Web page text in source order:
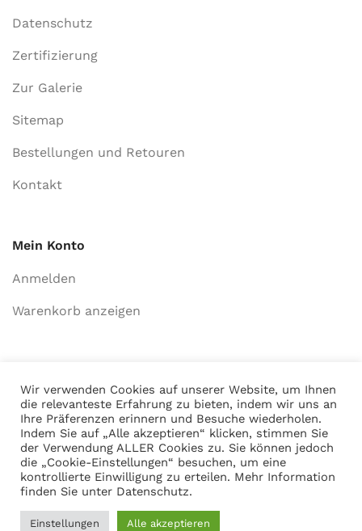
Datenschutz
Zertifizierung
Zur Galerie
Sitemap
Bestellungen und Retouren
Kontakt
Mein Konto
Anmelden
Warenkorb anzeigen
Martin Gasch
Marferdingstrasse 22
45899 Gelsenkirchen
0209-9417216
Social Links:
Wir verwenden Cookies auf unserer Website, um Ihnen
die relevanteste Erfahrung zu bieten, indem wir uns an
Ihre Präferenzen erinnern und Besuche wiederholen.
Indem Sie auf „Alle akzeptieren“ klicken, stimmen Sie
der Verwendung ALLER Cookies zu. Sie können jedoch
die „Cookie-Einstellungen“ besuchen, um eine
kontrollierte Einwilligung zu erteilen. Mehr Information
finden Sie unter Datenschutz.
Einstellungen Alle akzeptieren